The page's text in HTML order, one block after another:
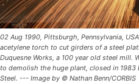
02 Aug 1990, Pittsburgh, Pennsylvania,
acetylene torch to cut girders of a steel
Duquesne Works, a 100 year old steel
to demolish the huge plant, closed in 1983
Steel. --- Image by © Nathan Benn/CORBIS